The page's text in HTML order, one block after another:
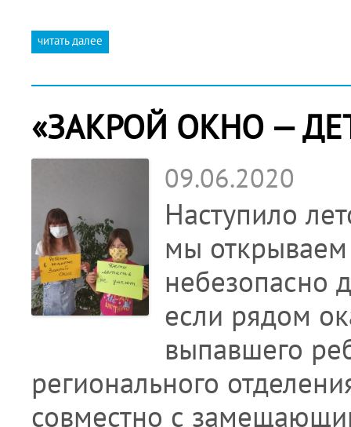
читать далее
«ЗАКРОЙ ОКНО —
09.06.2020
Наступило
мы открываем
небезопасно
если рядом
выпавшего
регионального
совместно с